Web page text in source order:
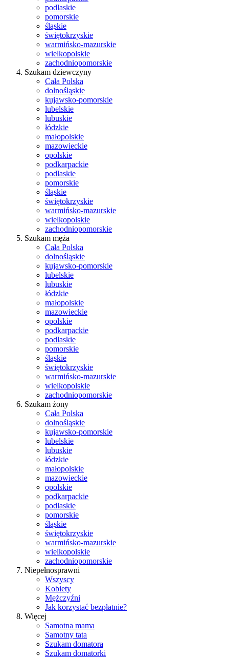
podlaskie
pomorskie
śląskie
świętokrzyskie
warmińsko-mazurskie
wielkopolskie
zachodniopomorskie
Szukam dziewczyny
Cała Polska
dolnośląskie
kujawsko-pomorskie
lubelskie
lubuskie
łódzkie
małopolskie
mazowieckie
opolskie
podkarpackie
podlaskie
pomorskie
śląskie
świętokrzyskie
warmińsko-mazurskie
wielkopolskie
zachodniopomorskie
Szukam męża
Cała Polska
dolnośląskie
kujawsko-pomorskie
lubelskie
lubuskie
łódzkie
małopolskie
mazowieckie
opolskie
podkarpackie
podlaskie
pomorskie
śląskie
świętokrzyskie
warmińsko-mazurskie
wielkopolskie
zachodniopomorskie
Szukam żony
Cała Polska
dolnośląskie
kujawsko-pomorskie
lubelskie
lubuskie
łódzkie
małopolskie
mazowieckie
opolskie
podkarpackie
podlaskie
pomorskie
śląskie
świętokrzyskie
warmińsko-mazurskie
wielkopolskie
zachodniopomorskie
Niepełnosprawni
Wszyscy
Kobiety
Mężczyźni
Jak korzystać bezpłatnie?
Więcej
Samotna mama
Samotny tata
Szukam domatora
Szukam domatorki